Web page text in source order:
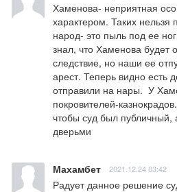
Хаменова- неприятная
характером. Таких нельзя
народ- это пыль под ее
знал, что Хаменова будет
следствие, но наши ее
арест. Теперь видно есть
отправили на нары.  У
покровителей-
чтобы суд был публичный,
дверьми
Махамбет 2021.12.24 03:42
Радует данное решение